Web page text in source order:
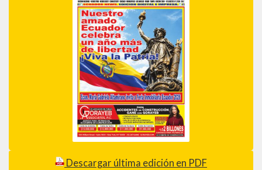
Descargar última edición en PDF